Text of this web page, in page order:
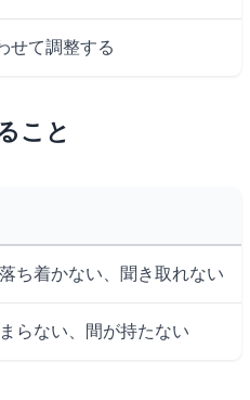
せて調整する
こと
ち着かない、聞き取れない
らない、間が持たない